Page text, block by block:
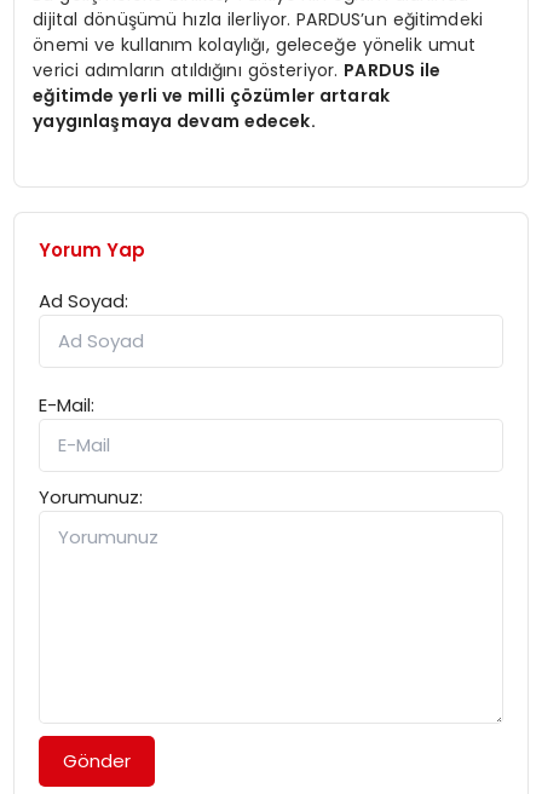
dijital dönüşümü hızla ilerliyor. PARDUS’un eğitimdeki
önemi ve kullanım kolaylığı, geleceğe yönelik umut
verici adımların atıldığını gösteriyor. PARDUS ile
eğitimde yerli ve milli çözümler artarak
yaygınlaşmaya devam edecek.
Yorum Yap
Ad Soyad:
E-Mail:
Yorumunuz:
Gönder